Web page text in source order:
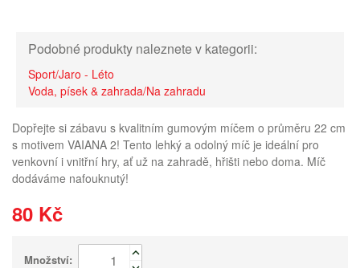
Podobné produkty naleznete v kategorii:
Sport/Jaro - Léto
Voda, písek & zahrada/Na zahradu
Dopřejte si zábavu s kvalitním gumovým míčem o průměru 22 cm
s motivem VAIANA 2! Tento lehký a odolný míč je ideální pro
venkovní i vnitřní hry, ať už na zahradě, hřišti nebo doma. Míč
dodáváme nafouknutý!
80 Kč
Množství: